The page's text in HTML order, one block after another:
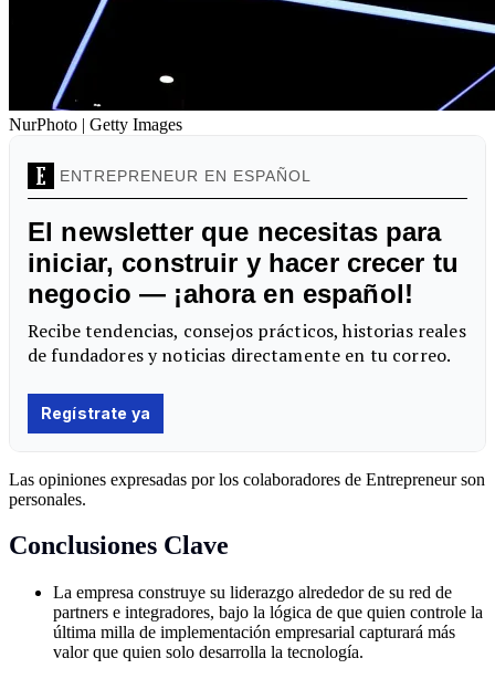
NurPhoto | Getty Images
Las opiniones expresadas por los colaboradores de Entrepreneur son
personales.
Conclusiones Clave
La empresa construye su liderazgo alrededor de su red de
partners e integradores, bajo la lógica de que quien controle la
última milla de implementación empresarial capturará más
valor que quien solo desarrolla la tecnología.